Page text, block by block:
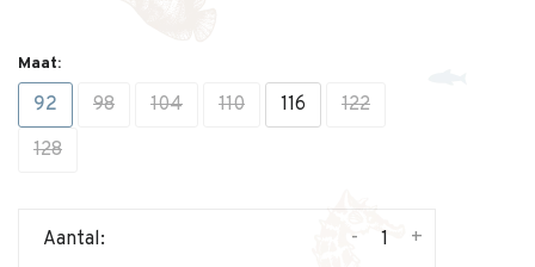
Maat:
92 98 104 110 116
122
128
Aantal: +
-